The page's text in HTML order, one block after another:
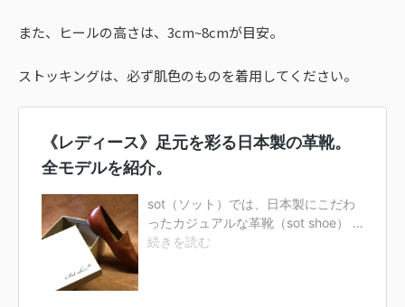
また、ヒールの高さは、3cm~8cmが目安。
ストッキングは、必ず肌色のものを着用してください。